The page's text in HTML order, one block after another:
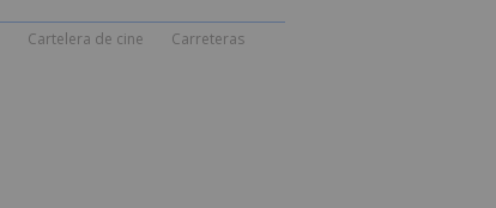
Cartelera de cine Carreteras